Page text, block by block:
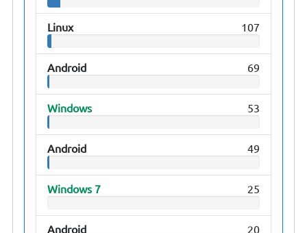
Linux 107
Android 69
Windows 53
Android 49
Windows 7 25
Android 20